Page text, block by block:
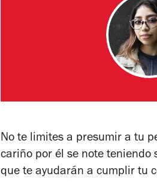
No te limites a presumir a tu
cariño por él se note teniendo
que te ayudarán a cumplir tu